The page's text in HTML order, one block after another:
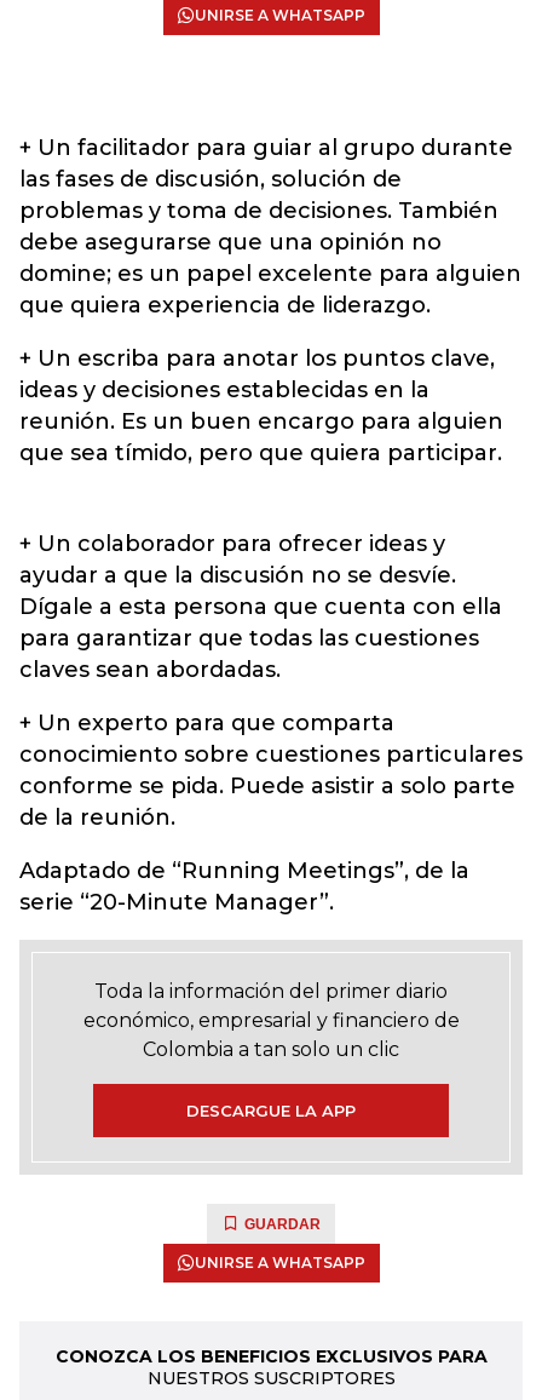
UNIRSE A WHATSAPP
+ Un facilitador para guiar al grupo durante
las fases de discusión, solución de
problemas y toma de decisiones. También
debe asegurarse que una opinión no
domine; es un papel excelente para alguien
que quiera experiencia de liderazgo.
+ Un escriba para anotar los puntos clave,
ideas y decisiones establecidas en la
reunión. Es un buen encargo para alguien
que sea tímido, pero que quiera participar.
+ Un colaborador para ofrecer ideas y
ayudar a que la discusión no se desvíe.
Dígale a esta persona que cuenta con ella
para garantizar que todas las cuestiones
claves sean abordadas.
+ Un experto para que comparta
conocimiento sobre cuestiones particulares
conforme se pida. Puede asistir a solo parte
de la reunión.
Adaptado de “Running Meetings”, de la
serie “20-Minute Manager”.
Toda la información del primer diario
económico, empresarial y financiero de
Colombia a tan solo un clic
DESCARGUE LA APP
GUARDAR
UNIRSE A WHATSAPP
CONOZCA LOS BENEFICIOS EXCLUSIVOS PARA
NUESTROS SUSCRIPTORES